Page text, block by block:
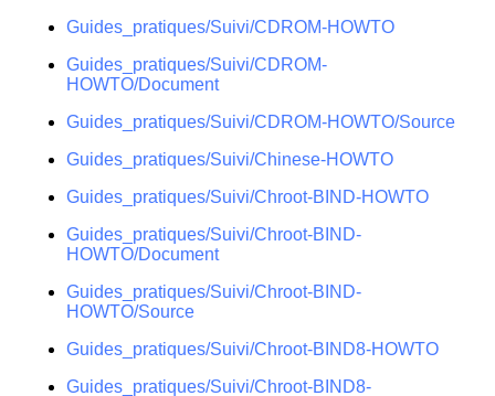
Guides_pratiques/Suivi/CDROM-HOWTO
Guides_pratiques/Suivi/CDROM-
HOWTO/Document
Guides_pratiques/Suivi/CDROM-HOWTO/Source
Guides_pratiques/Suivi/Chinese-HOWTO
Guides_pratiques/Suivi/Chroot-BIND-HOWTO
Guides_pratiques/Suivi/Chroot-BIND-
HOWTO/Document
Guides_pratiques/Suivi/Chroot-BIND-
HOWTO/Source
Guides_pratiques/Suivi/Chroot-BIND8-HOWTO
Guides_pratiques/Suivi/Chroot-BIND8-